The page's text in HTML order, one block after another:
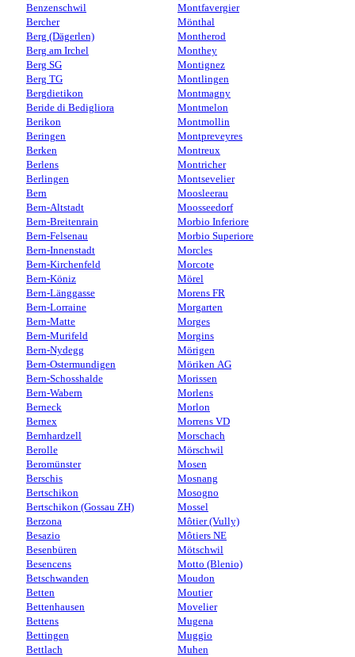
Benzenschwil
Bercher
Berg (Dägerlen)
Berg am Irchel
Berg SG
Berg TG
Bergdietikon
Beride di Bedigliora
Berikon
Beringen
Berken
Berlens
Berlingen
Bern
Bern-Altstadt
Bern-Breitenrain
Bern-Felsenau
Bern-Innenstadt
Bern-Kirchenfeld
Bern-Köniz
Bern-Länggasse
Bern-Lorraine
Bern-Matte
Bern-Murifeld
Bern-Nydegg
Bern-Ostermundigen
Bern-Schosshalde
Bern-Wabern
Berneck
Bernex
Bernhardzell
Berolle
Beromünster
Berschis
Bertschikon
Bertschikon (Gossau ZH)
Berzona
Besazio
Besenbüren
Besencens
Betschwanden
Betten
Bettenhausen
Bettens
Bettingen
Bettlach
Montfavergier
Mönthal
Montherod
Monthey
Montignez
Montlingen
Montmagny
Montmelon
Montmollin
Montpreveyres
Montreux
Montricher
Montsevelier
Moosleerau
Moosseedorf
Morbio Inferiore
Morbio Superiore
Morcles
Morcote
Mörel
Morens FR
Morgarten
Morges
Morgins
Mörigen
Möriken AG
Morissen
Morlens
Morlon
Morrens VD
Morschach
Mörschwil
Mosen
Mosnang
Mosogno
Mossel
Môtier (Vully)
Môtiers NE
Mötschwil
Motto (Blenio)
Moudon
Moutier
Movelier
Mugena
Muggio
Muhen